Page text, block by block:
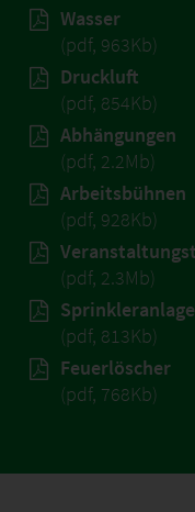
Wasser
(pdf, 963Kb)
Druckluft
(pdf, 854Kb)
Abhängungen
(pdf, 2.2Mb)
Arbeitsbühnen
(pdf, 928Kb)
(pdf, 2.3Mb)
(pdf, 813Kb)
Feuerlöscher
(pdf, 768Kb)